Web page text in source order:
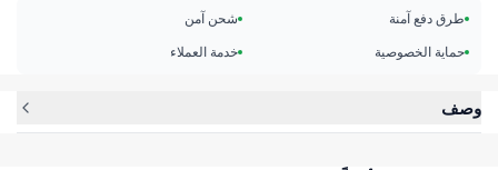
طرق دفع آمنة
شحن آمن
حماية الخصوصية
خدمة العملاء
وصف